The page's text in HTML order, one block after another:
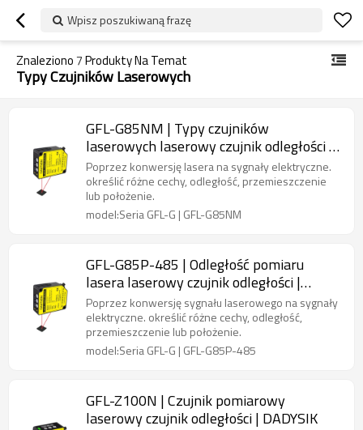
Wpisz poszukiwaną frazę
Znaleziono7Produkty Na Temat
Typy Czujników Laserowych
GFL-G85NM | Typy czujników
laserowych laserowy czujnik odległości |
DADYSIK
Poprzez konwersję lasera na sygnały elektryczne.
określić różne cechy, odległość, przemieszczenie
lub położenie.
model:Seria GFL-G | GFL-G85NM
GFL-G85P-485 | Odległość pomiaru
lasera laserowy czujnik odległości |
DADYSIK
Poprzez konwersję sygnału laserowego na sygnały
elektryczne. określić różne cechy, odległość,
przemieszczenie lub położenie.
model:Seria GFL-G | GFL-G85P-485
GFL-Z100N | Czujnik pomiarowy
laserowy czujnik odległości | DADYSIK